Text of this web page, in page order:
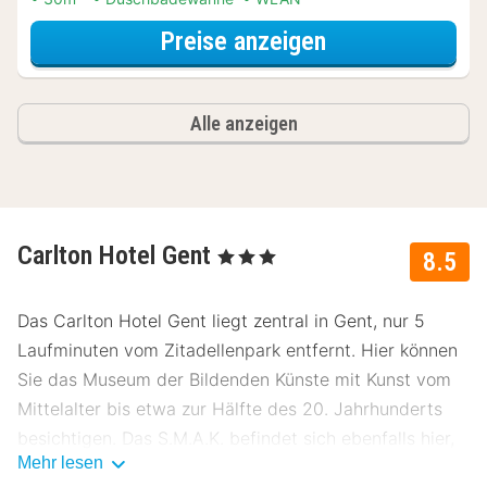
Preise anzeigen
Alle anzeigen
8.5
Carlton Hotel Gent , 3 Sterne
Das Carlton Hotel Gent liegt zentral in Gent, nur 5
Laufminuten vom Zitadellenpark entfernt. Hier können
Sie das Museum der Bildenden Künste mit Kunst vom
Mittelalter bis etwa zur Hälfte des 20. Jahrhunderts
besichtigen. Das S.M.A.K. befindet sich ebenfalls hier,
ein Museum für moderne Kunst. In diesem Museum
Mehr lesen